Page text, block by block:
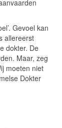
Gevoel kan
allereerst
dokter. De
Maar, zeg
moeten niet
Dokter